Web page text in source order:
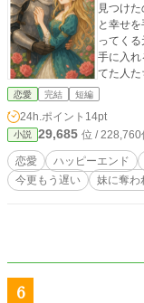
見つけ
と幸せ
ってく
手に入
てた人た
恋愛 完結 短編
24h.ポイント 14pt
小説 29,685 位 / 228,760
恋愛 ハッピーエンド
今更もう遅い
妹に奪わ
6